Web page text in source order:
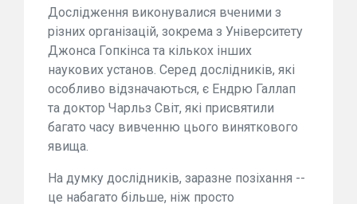
Дослідження виконувалися вченими з
різних організацій, зокрема з Університету
Джонса Гопкінса та кількох інших
наукових установ. Серед дослідників, які
особливо відзначаються, є Ендрю Галлап
та доктор Чарльз Світ, які присвятили
багато часу вивченню цього виняткового
явища.
На думку дослідників, заразне позіхання --
це набагато більше, ніж просто